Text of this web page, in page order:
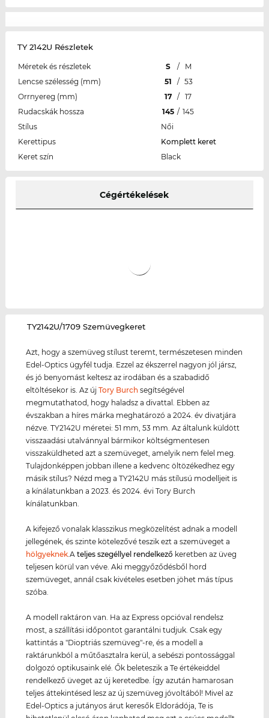
TY 2142U Részletek
Méretek és részletek S /
M
Lencse szélesség (mm)
51 / 53
Orrnyereg (mm)
17 /
17
Rudacskák hossza
145 / 145
Stílus
Női
Kerettipus
Komplett keret
Keret szín
Black
Cégértékelések
‌TY2142U/1709 Szemüvegkeret
Azt, hogy a szemüveg stílust teremt, természetesen minden
Edel-Optics ügyfél tudja. Ezzel az ékszerrel nagyon jól jársz,
és jó benyomást keltesz az irodában és a szabadidő
eltöltésekor is. Az újTory Burch segítségével
megmutathatod, hogy haladsz a divattal. Ebben az
évszakban a híres márka meghatározó a 2024. év divatjára
nézve. TY2142U méretei: 51 mm, 53 mm. Az általunk küldött
visszaadási utalvánnyal bármikor költségmentesen
visszaküldheted azt a szemüveget, amelyik nem felel meg.
Tulajdonképpen jobban illene a kedvenc öltözékedhez egy
másik stílus? Nézd meg a TY2142U más stílusú modelljeit is
a kínálatunkban a 2023. és 2024. évi Tory Burch
kínálatunkban.
A kifejező vonalak klasszikus megközelítést adnak a modell
jellegének, és szinte kötelezővé teszik ezt a szemüveget a
hölgyeknek .Ateljes szegéllyel rendelkező keretben az üveg
teljesen körül van véve. Aki meggyőződésből hord
szemüveget, annál csak kivételes esetben jöhet más típus
szóba.
A modell raktáron van. Ha az Express opcióval rendelsz
most, a szállítási időpontot garantálni tudjuk. Csak egy
kattintás a "Dioptriás szemüveg"-re, és a modell a
raktárunkból a műtőasztalra kerül, a sebészi pontossággal
dolgozó optikusaink elé. Ők beleteszik a Te értékeiddel
rendelkező üveget az új keretedbe. Így azután hamarosan
teljes áttekintésed lesz az új szemüveg jóvoltából! Mivel az
Edel-Optics a jutányos árut keresők Eldorádója, Te is